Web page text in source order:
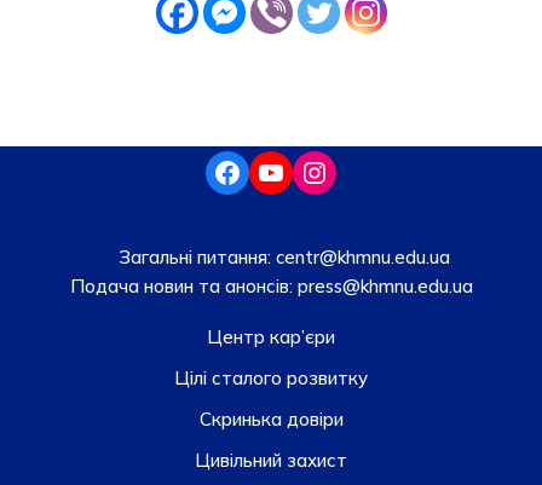
Загальні питання: centr@khmnu.edu.ua
Подача новин та анонсів:press@khmnu.edu.ua
Центр кар’єри
Цілі сталого розвитку
Скринька довiри
Цивільний захист